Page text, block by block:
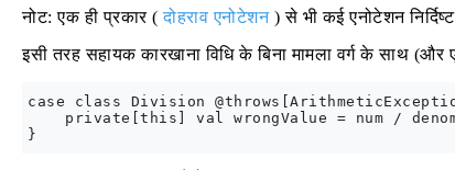
नोट: एक ही प्रकार (दोहराव एनोटेशन) से भी कई एनोटेशन
इसी तरह सहायक कारखाना विधि के बिना मामला वर्ग के साथ (और
case class Division
private[this] val wrongValue = num /